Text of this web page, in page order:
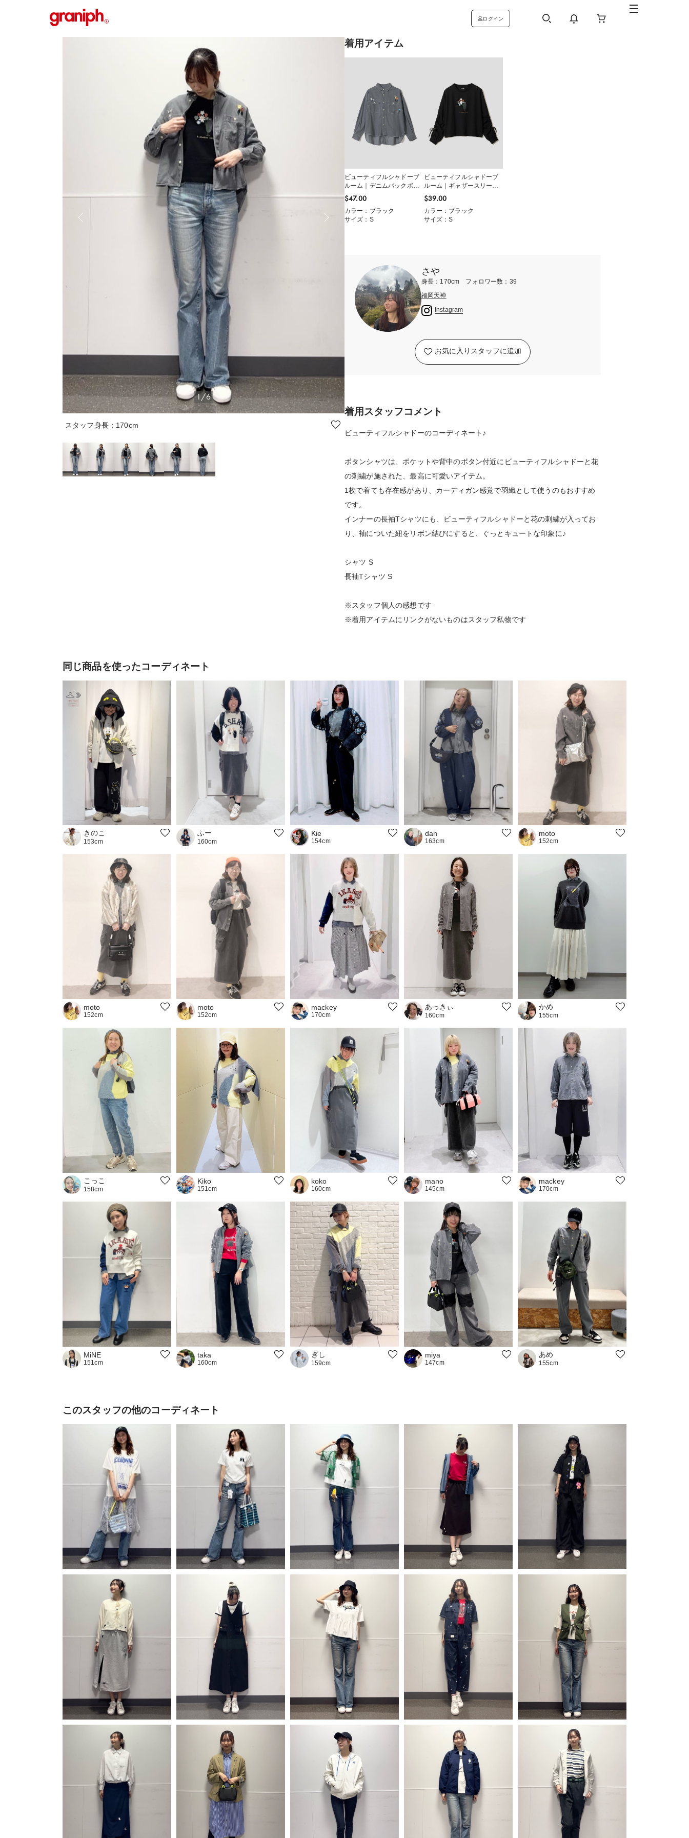
ログイン
1/6
スタッフ身長：170cm
着用アイテム
ビューティフルシャドーブ
ルーム｜デニムバックボタ
ンシャツ
$‌47.00
カラー：ブラック
サイズ：S
ビューティフルシャドーブ
ルーム｜ギャザースリーブ
長袖Tシャツ
$‌39.00
カラー：ブラック
サイズ：S
さや
身長：170cm フォロワー数：39
福岡天神
Instagram
お気に入りスタッフに追加
着用スタッフコメント
ビューティフルシャドーのコーディネート♪
ボタンシャツは、ポケットや背中のボタン付近にビューティフルシャドーと花
の刺繍が施された、最高に可愛いアイテム。
1枚で着ても存在感があり、カーディガン感覚で羽織として使うのもおすすめ
です。
インナーの長袖Tシャツにも、ビューティフルシャドーと花の刺繍が入ってお
り、袖についた紐をリボン結びにすると、ぐっとキュートな印象に♪
シャツ S
長袖Tシャツ S
※スタッフ個人の感想です
※着用アイテムにリンクがないものはスタッフ私物です
同じ商品を使ったコーディネート
きのこ
153cm
ふー
160cm
Kie
154cm
dan
163cm
moto
152cm
moto
152cm
moto
152cm
mackey
170cm
あっきぃ
160cm
かめ
155cm
こっこ
158cm
Kiko
151cm
koko
160cm
mano
145cm
mackey
170cm
MiNE
151cm
taka
160cm
ぎし
159cm
miya
147cm
あめ
155cm
このスタッフの他のコーディネート